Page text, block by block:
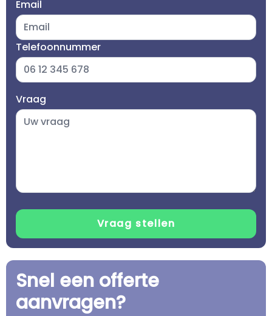
Email
Telefoonnummer
Vraag
Snel een offerte
aanvragen?